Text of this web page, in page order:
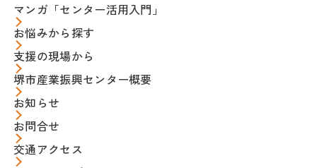
マンガ「センター活用入門」
お悩みから探す
支援の現場から
堺市産業振興センター概要
お知らせ
お問合せ
交通アクセス